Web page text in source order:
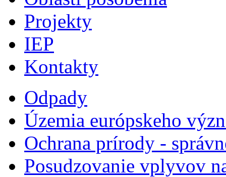
Projekty
IEP
Kontakty
Odpady
Územia európskeho
Ochrana prírody -
Posudzovanie vplyvov